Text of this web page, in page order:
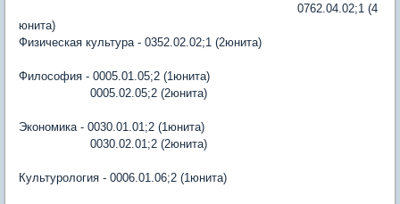
0762.04.02;1 (4
юнита)
Физическая культура - 0352.02.02;1 (2юнита)
Философия - 0005.01.05;2 (1юнита)
0005.02.05;2 (2юнита)
Экономика - 0030.01.01;2 (1юнита)
0030.02.01;2 (2юнита)
Культурология - 0006.01.06;2 (1юнита)